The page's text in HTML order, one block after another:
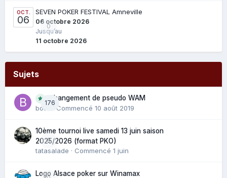
OCT.
06
0
SEVEN POKER FESTIVAL Amneville
06 octobre 2026
Jusqu’au
11 octobre 2026
Sujets
176
Changement de pseudo WAM
bouli
· Commencé 10 août 2019
0
10ème tournoi live samedi 13 juin saison
2025/2026 (format PKO)
tatasalade · Commencé 1 juin
Logo Alsace poker sur Winamax